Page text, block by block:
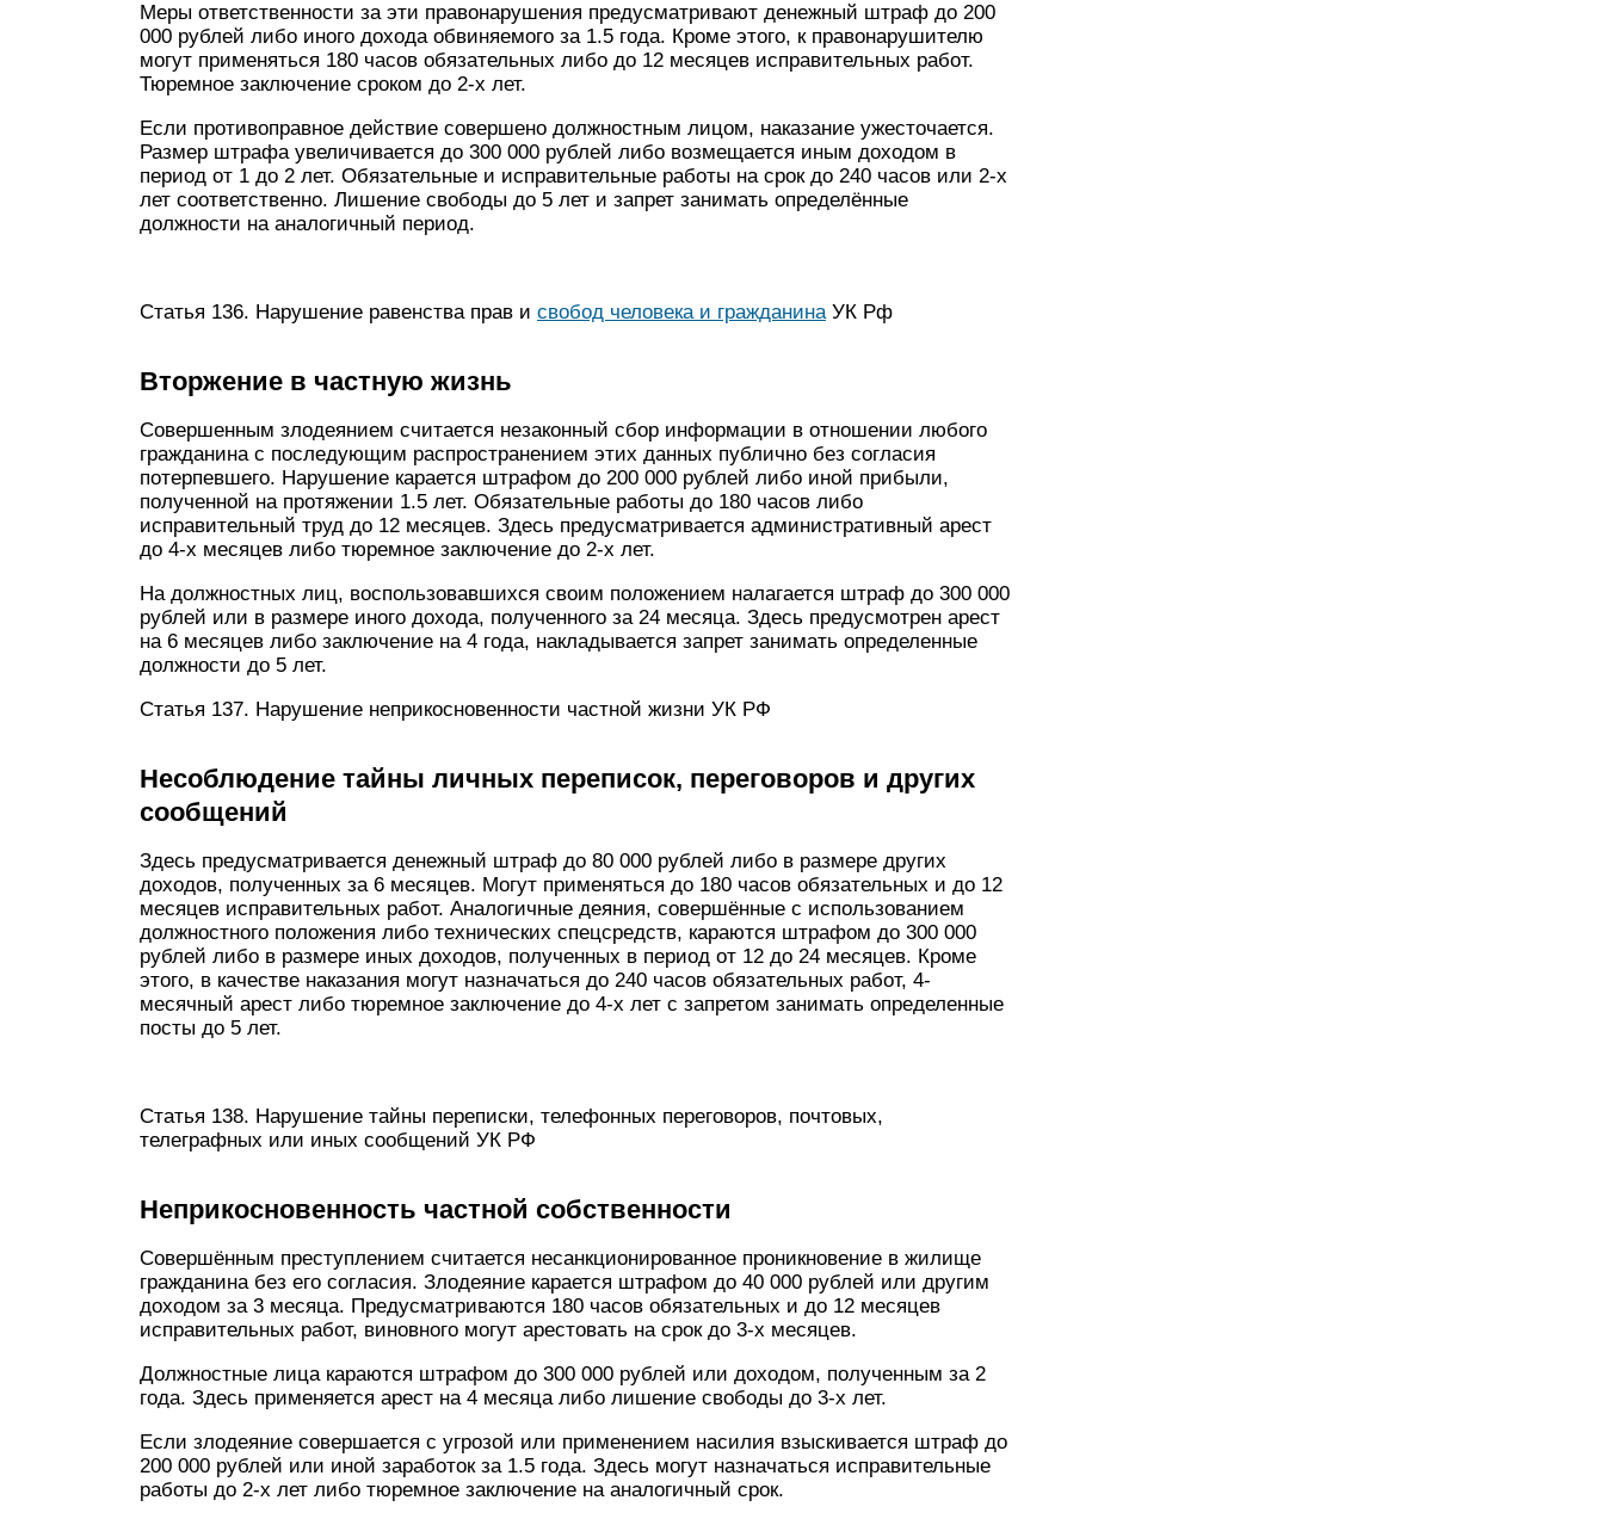
Меры ответственности за эти правонарушения предусматривают денежный штраф до 200
000 рублей либо иного дохода обвиняемого за 1.5 года. Кроме этого, к правонарушителю
могут применяться 180 часов обязательных либо до 12 месяцев исправительных работ.
Тюремное заключение сроком до 2-х лет.
Если противоправное действие совершено должностным лицом, наказание ужесточается.
Размер штрафа увеличивается до 300 000 рублей либо возмещается иным доходом в
период от 1 до 2 лет. Обязательные и исправительные работы на срок до 240 часов или 2-х
лет соответственно. Лишение свободы до 5 лет и запрет занимать определённые
должности на аналогичный период.
Статья 136. Нарушение равенства прав и свобод человека и гражданинаУК Рф
Вторжение в частную жизнь
Совершенным злодеянием считается незаконный сбор информации в отношении любого
гражданина с последующим распространением этих данных публично без согласия
потерпевшего. Нарушение карается штрафом до 200 000 рублей либо иной прибыли,
полученной на протяжении 1.5 лет. Обязательные работы до 180 часов либо
исправительный труд до 12 месяцев. Здесь предусматривается административный арест
до 4-х месяцев либо тюремное заключение до 2-х лет.
На должностных лиц, воспользовавшихся своим положением налагается штраф до 300 000
рублей или в размере иного дохода, полученного за 24 месяца. Здесь предусмотрен арест
на 6 месяцев либо заключение на 4 года, накладывается запрет занимать определенные
должности до 5 лет.
Статья 137. Нарушение неприкосновенности частной жизни УК РФ
Несоблюдение тайны личных переписок, переговоров и других
сообщений
Здесь предусматривается денежный штраф до 80 000 рублей либо в размере других
доходов, полученных за 6 месяцев. Могут применяться до 180 часов обязательных и до 12
месяцев исправительных работ. Аналогичные деяния, совершённые с использованием
должностного положения либо технических спецсредств, караются штрафом до 300 000
рублей либо в размере иных доходов, полученных в период от 12 до 24 месяцев. Кроме
этого, в качестве наказания могут назначаться до 240 часов обязательных работ, 4-
месячный арест либо тюремное заключение до 4-х лет с запретом занимать определенные
посты до 5 лет.
Статья 138. Нарушение тайны переписки, телефонных переговоров, почтовых,
телеграфных или иных сообщений УК РФ
Неприкосновенность частной собственности
Совершённым преступлением считается несанкционированное проникновение в жилище
гражданина без его согласия. Злодеяние карается штрафом до 40 000 рублей или другим
доходом за 3 месяца. Предусматриваются 180 часов обязательных и до 12 месяцев
исправительных работ, виновного могут арестовать на срок до 3-х месяцев.
Должностные лица караются штрафом до 300 000 рублей или доходом, полученным за 2
года. Здесь применяется арест на 4 месяца либо лишение свободы до 3-х лет.
Если злодеяние совершается с угрозой или применением насилия взыскивается штраф до
200 000 рублей или иной заработок за 1.5 года. Здесь могут назначаться исправительные
работы до 2-х лет либо тюремное заключение на аналогичный срок.